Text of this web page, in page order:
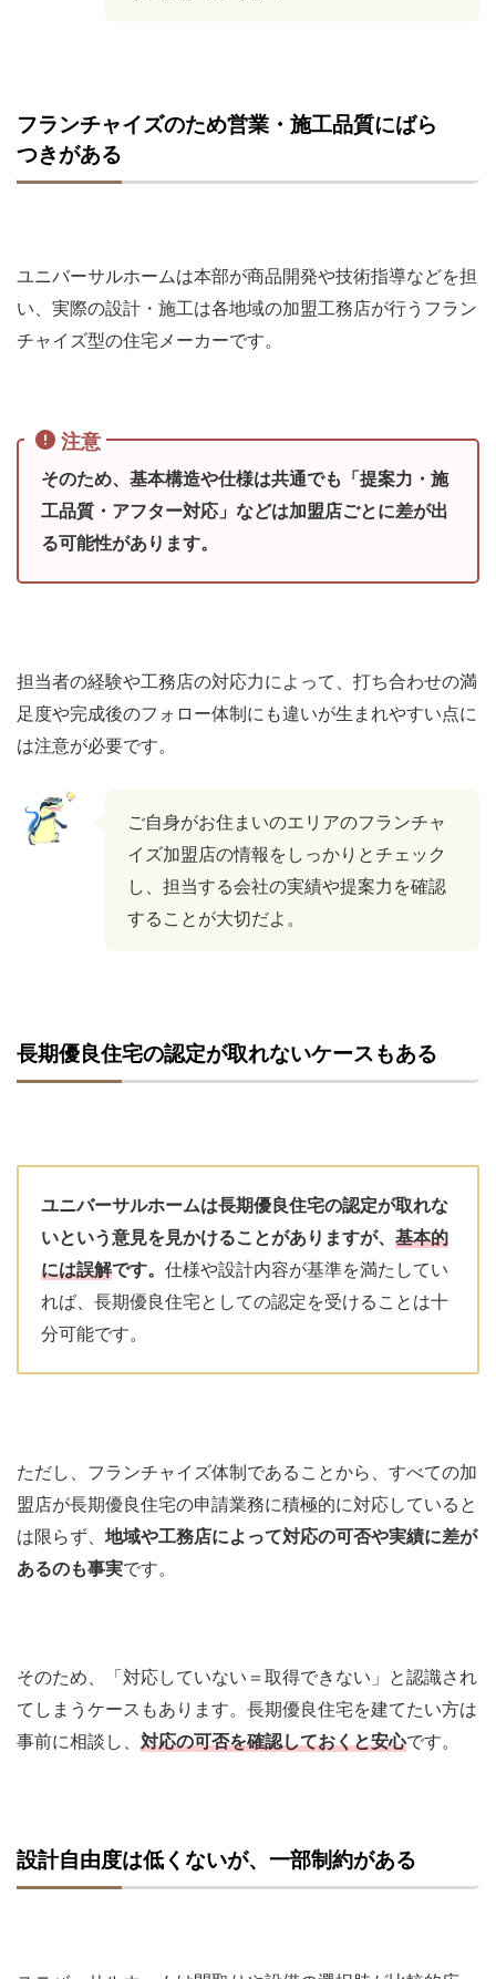
フランチャイズのため営業・施工品質にばら
つきがある
ユニバーサルホームは本部が商品開発や技術指導などを担
い、実際の設計・施工は各地域の加盟工務店が行うフラン
チャイズ型の住宅メーカーです。
注意
そのため、基本構造や仕様は共通でも「提案力・施
工品質・アフター対応」などは加盟店ごとに差が出
る可能性があります。
担当者の経験や工務店の対応力によって、打ち合わせの満
足度や完成後のフォロー体制にも違いが生まれやすい点に
は注意が必要です。
ご自身がお住まいのエリアのフランチャ
イズ加盟店の情報をしっかりとチェック
し、担当する会社の実績や提案力を確認
することが大切だよ。
長期優良住宅の認定が取れないケースもある
ユニバーサルホームは長期優良住宅の認定が取れな
いという意見を見かけることがありますが、 基本的
には誤解です。 仕様や設計内容が基準を満たしてい
れば、長期優良住宅としての認定を受けることは十
分可能です。
ただし、フランチャイズ体制であることから、すべての加
盟店が長期優良住宅の申請業務に積極的に対応していると
は限らず、 地域や工務店によって対応の可否や実績に差が
あるのも事実です。
そのため、「対応していない＝取得できない」と認識され
てしまうケースもあります。長期優良住宅を建てたい方は
事前に相談し、 対応の可否を確認しておくと安心です。
設計自由度は低くないが、一部制約がある